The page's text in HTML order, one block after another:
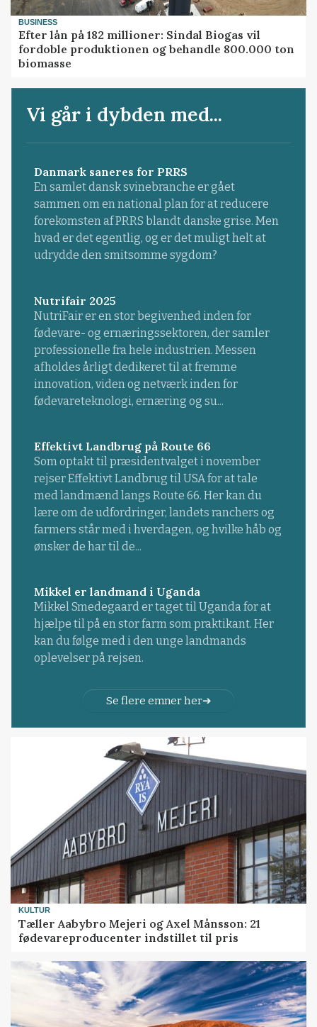
BUSINESS
Efter lån på 182 millioner: Sindal Biogas vil
fordoble produktionen og behandle 800.000 ton
biomasse
Vi går i dybden med...
Danmark saneres for PRRS
En samlet dansk svinebranche er gået
sammen om en national plan for at reducere
forekomsten af PRRS blandt danske grise. Men
hvad er det egentlig, og er det muligt helt at
udrydde den smitsomme sygdom?
Nutrifair 2025
NutriFair er en stor begivenhed inden for
fødevare- og ernæringssektoren, der samler
professionelle fra hele industrien. Messen
afholdes årligt dedikeret til at fremme
innovation, viden og netværk inden for
fødevareteknologi, ernæring og su...
Effektivt Landbrug på Route 66
Som optakt til præsidentvalget i november
rejser Effektivt Landbrug til USA for at tale
med landmænd langs Route 66. Her kan du
lære om de udfordringer, landets ranchers og
farmers står med i hverdagen, og hvilke håb og
ønsker de har til de...
Mikkel er landmand i Uganda
Mikkel Smedegaard er taget til Uganda for at
hjælpe til på en stor farm som praktikant. Her
kan du følge med i den unge landmands
oplevelser på rejsen.
Se flere emner her
KULTUR
Tæller Aabybro Mejeri og Axel Månsson: 21
fødevareproducenter indstillet til pris